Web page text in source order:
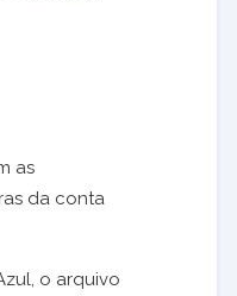
as
da conta
o arquivo